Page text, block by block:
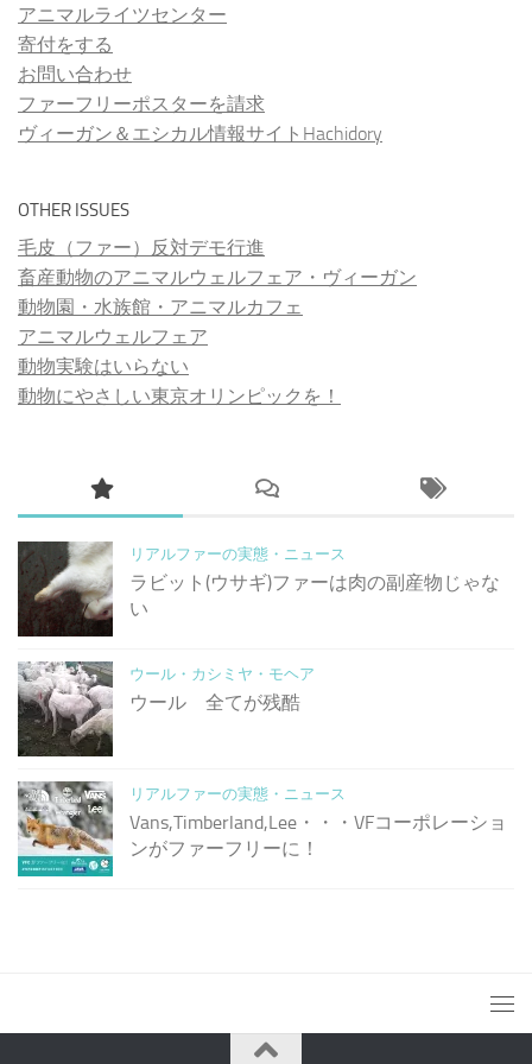
アニマルライツセンター
寄付をする
お問い合わせ
ファーフリーポスターを請求
ヴィーガン＆エシカル情報サイトHachidory
OTHER ISSUES
毛皮（ファー）反対デモ行進
畜産動物のアニマルウェルフェア・ヴィーガン
動物園・水族館・アニマルカフェ
アニマルウェルフェア
動物実験はいらない
動物にやさしい東京オリンピックを！
リアルファーの実態・ニュース
ラビット(ウサギ)ファーは肉の副産物じゃな
い
ウール・カシミヤ・モヘア
ウール 全てが残酷
リアルファーの実態・ニュース
Vans,Timberland,Lee・・・VFコーポレーショ
ンがファーフリーに！